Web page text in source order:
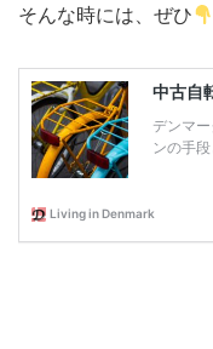
そんな時には、ぜひ